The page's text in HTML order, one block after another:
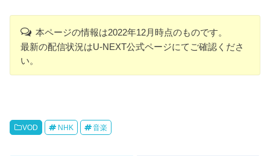
本ページの情報は2022年12月時点のものです。
最新の配信状況はU-NEXT公式ページにてご確認くださ
い。
VOD NHK 音楽